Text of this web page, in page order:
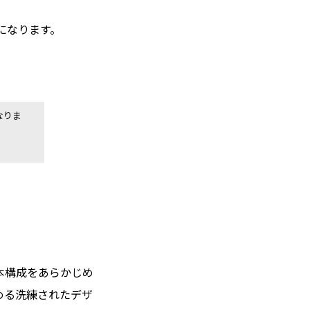
ります。
ま
成をあらかじめ
洗練されたデザ